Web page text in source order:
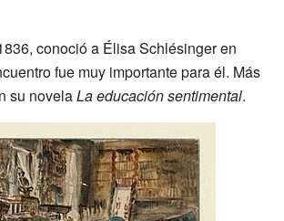
conoció a Élisa Schlésinger en
fue muy importante para él. Más
su novelaLa educación sentimental.